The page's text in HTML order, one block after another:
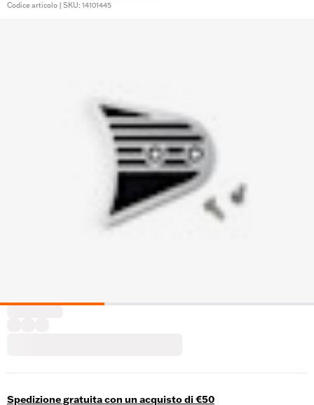
Codice articolo | SKU: 14101445
Spedizione gratuita con un acquisto di €50